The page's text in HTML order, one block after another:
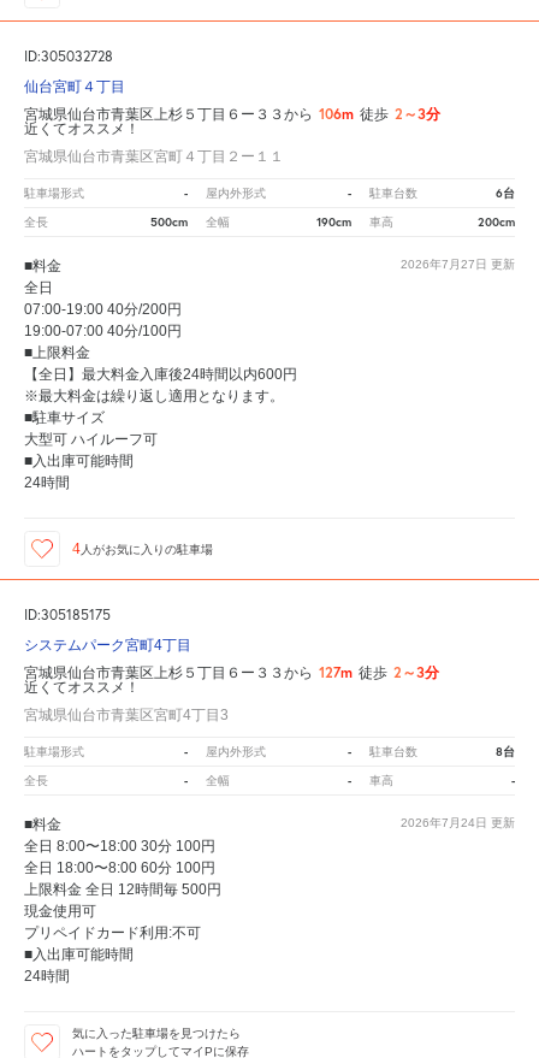
ID:305032728
仙台宮町４丁目
宮城県仙台市青葉区上杉５丁目６ー３３から 106m 徒歩 2～3分
近くてオススメ！
宮城県仙台市青葉区宮町４丁目２ー１１
駐車場形式 - 屋内外形式 - 駐車台数 6台
全長 500cm 全幅 190cm 車高 200cm
2026年7月27日 更新
■料金
全日
07:00-19:00 40分/200円
19:00-07:00 40分/100円
■上限料金
【全日】最大料金入庫後24時間以内600円
※最大料金は繰り返し適用となります。
■駐車サイズ
大型可 ハイルーフ可
■入出庫可能時間
24時間
4 人がお気に入りの駐車場
ID:305185175
システムパーク宮町4丁目
宮城県仙台市青葉区上杉５丁目６ー３３から 127m 徒歩 2～3分
近くてオススメ！
宮城県仙台市青葉区宮町4丁目3
駐車場形式 - 屋内外形式 - 駐車台数 8台
全長 - 全幅 - 車高 -
2026年7月24日 更新
■料金
全日 8:00〜18:00 30分 100円
全日 18:00〜8:00 60分 100円
上限料金 全日 12時間毎 500円
現金使用可
プリペイドカード利用:不可
■入出庫可能時間
24時間
気に入った駐車場を見つけたら
ハートをタップしてマイPに保存